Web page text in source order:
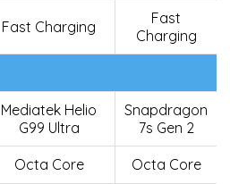
Fast Charging
Fast
Charging
Mediatek Helio
G99 Ultra
Snapdragon
7s Gen 2
Octa Core Octa Core